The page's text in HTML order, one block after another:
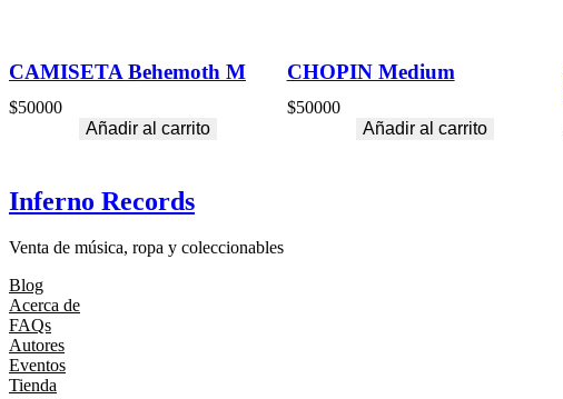
CAMISETA Behemoth M
$50000
Añadir al carrito
CHOPIN Medium
$50000
Añadir al carrito
Inferno Records
Venta de música, ropa y coleccionables
Blog
Acerca de
FAQs
Autores
Eventos
Tienda